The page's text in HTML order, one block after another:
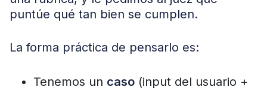
puntúe qué tan bien se cumplen.
La forma práctica de pensarlo es:
Tenemos un caso (input del usuario +